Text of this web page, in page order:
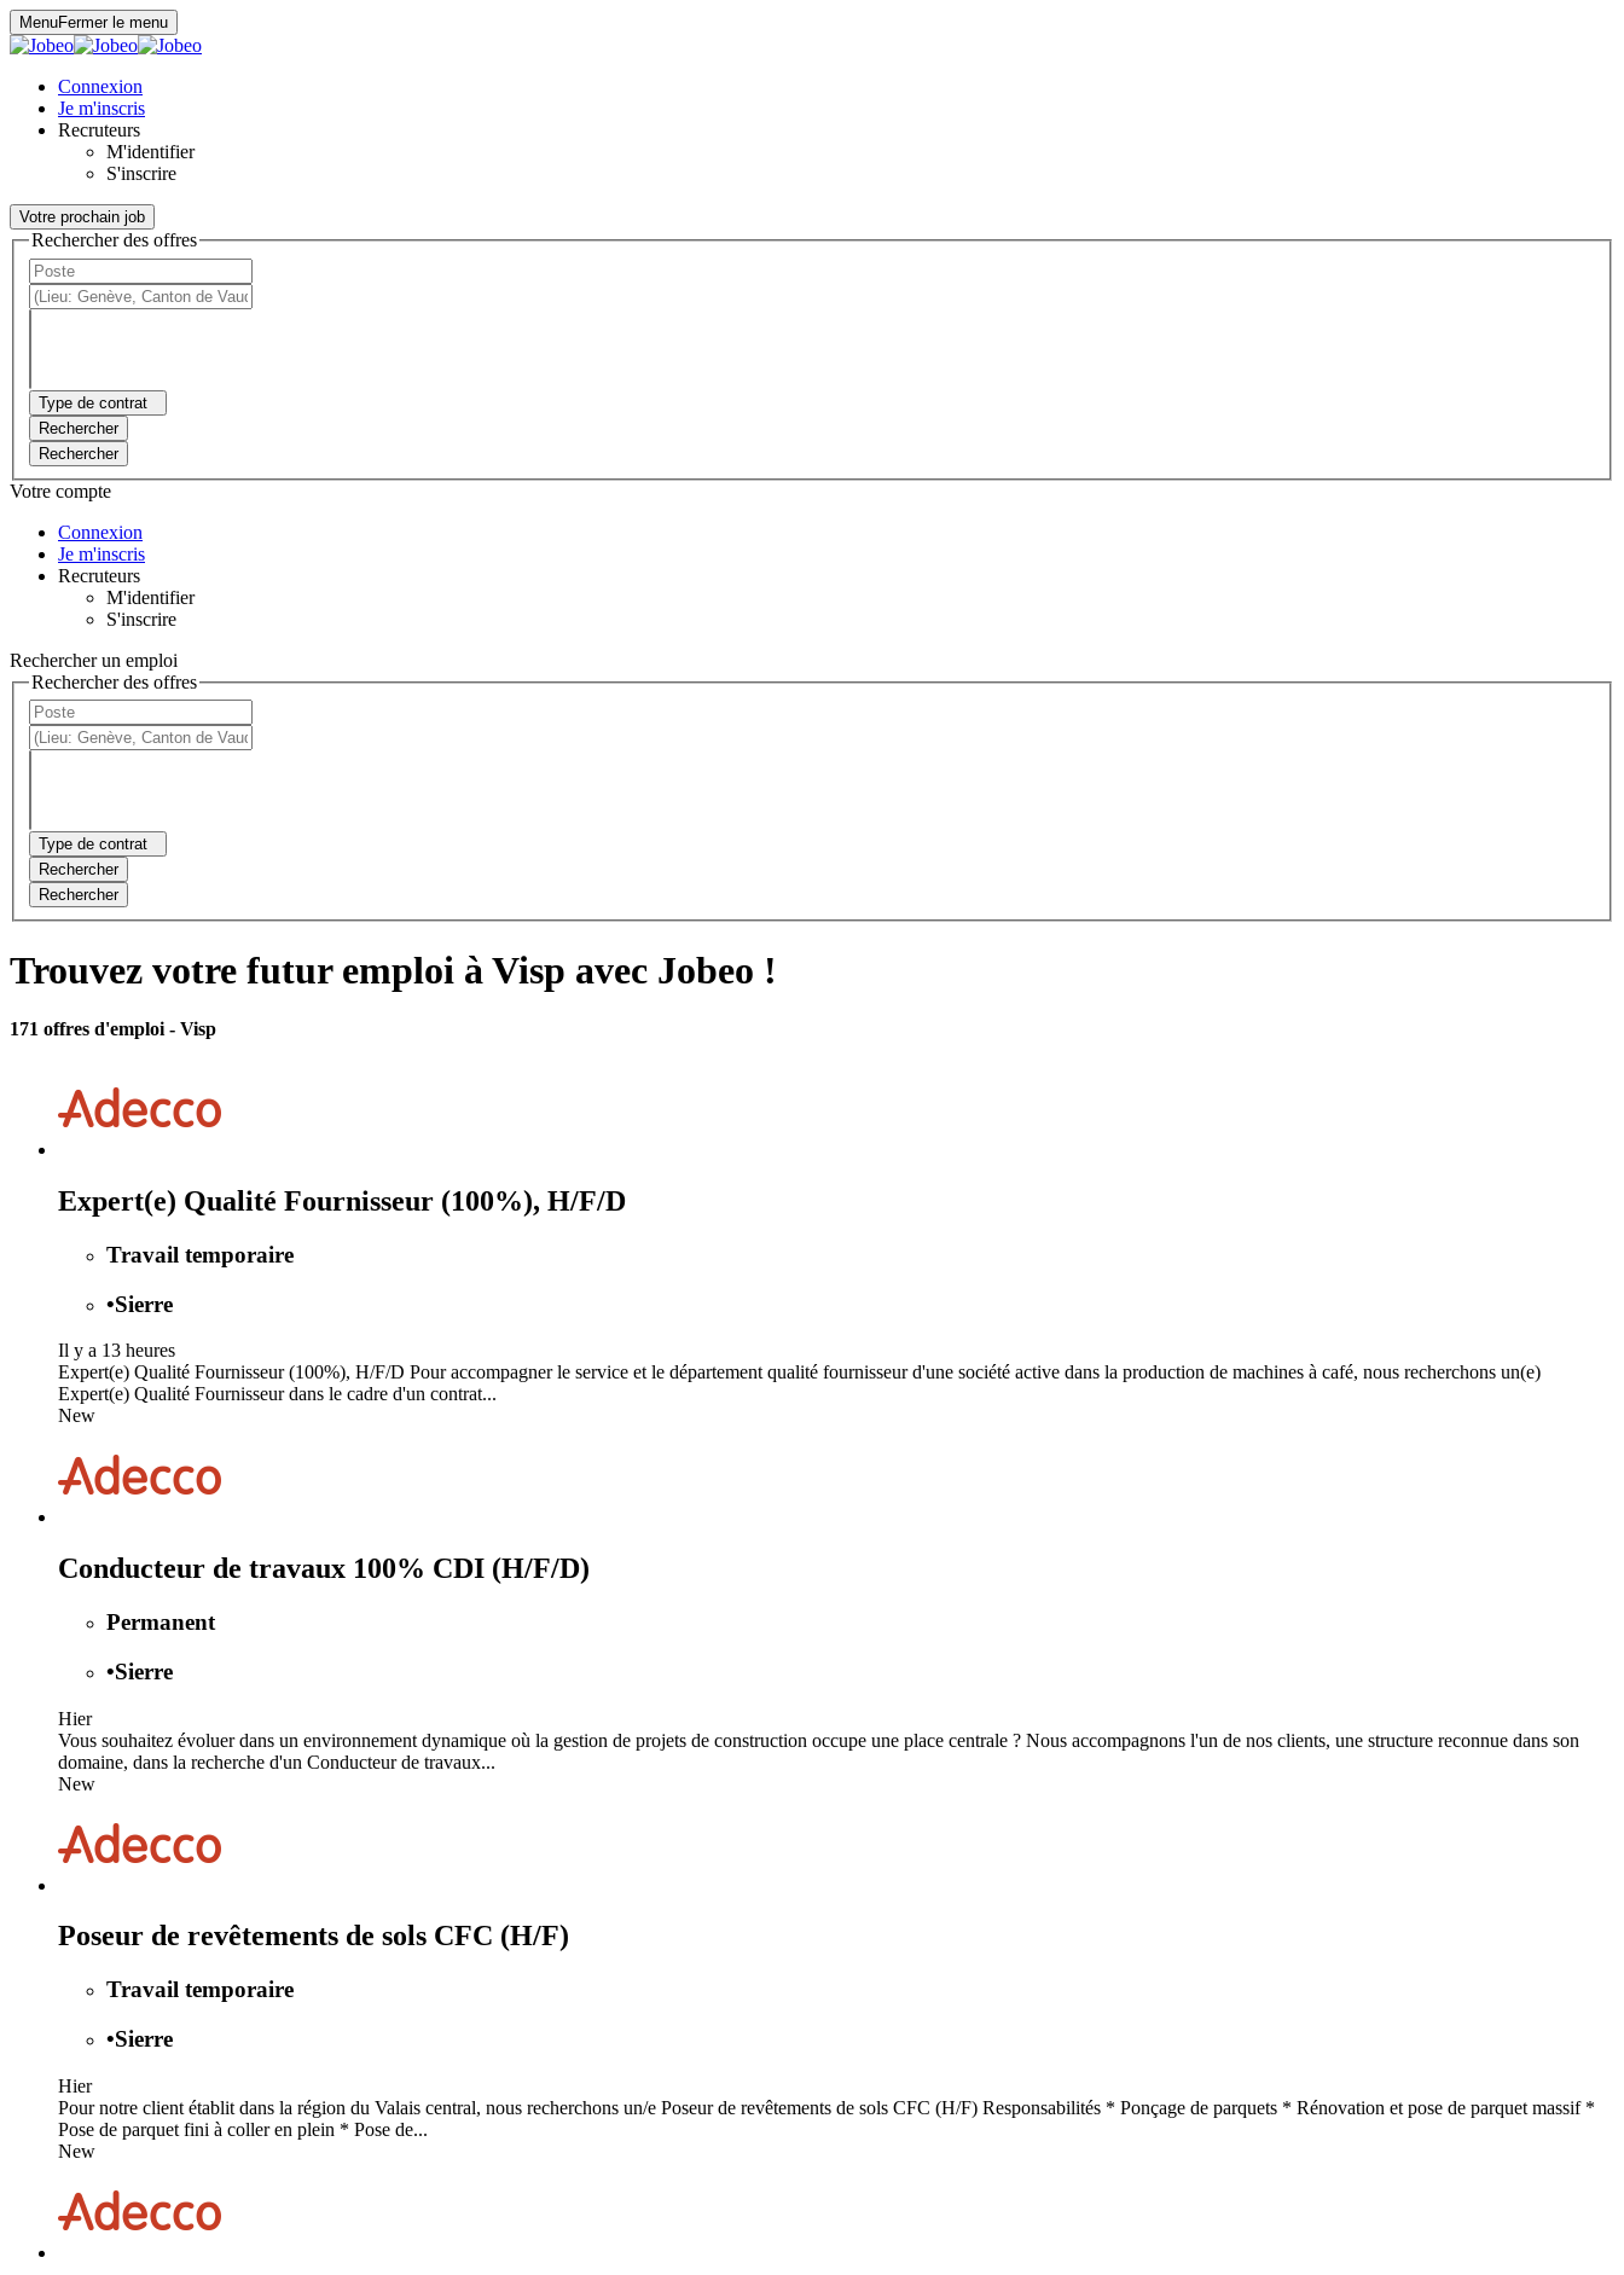
MenuFermer le menu
Connexion
Je m'inscris
Recruteurs
M'identifier
S'inscrire
Votre prochain job
Rechercher des offres
Type de contrat
Rechercher
Rechercher
Votre compte
Connexion
Je m'inscris
Recruteurs
M'identifier
S'inscrire
Rechercher un emploi
Rechercher des offres
Type de contrat
Rechercher
Rechercher
Trouvez votre futur emploi à Visp avec Jobeo !
171 offres d'emploi - Visp
Expert(e) Qualité Fournisseur (100%), H/F/D
Travail temporaire
•Sierre
Il y a 13 heures
Expert(e) Qualité Fournisseur (100%), H/F/D Pour accompagner le service et le département qualité fournisseur d'une société active dans la production de machines à café, nous recherchons un(e)
Expert(e) Qualité Fournisseur dans le cadre d'un contrat...
New
Conducteur de travaux 100% CDI (H/F/D)
Permanent
•Sierre
Hier
Vous souhaitez évoluer dans un environnement dynamique où la gestion de projets de construction occupe une place centrale ? Nous accompagnons l'un de nos clients, une structure reconnue dans son
domaine, dans la recherche d'un Conducteur de travaux...
New
Poseur de revêtements de sols CFC (H/F)
Travail temporaire
•Sierre
Hier
Pour notre client établit dans la région du Valais central, nous recherchons un/e Poseur de revêtements de sols CFC (H/F) Responsabilités * Ponçage de parquets * Rénovation et pose de parquet massif *
Pose de parquet fini à coller en plein * Pose de...
New
Panneau de gestion des cookies